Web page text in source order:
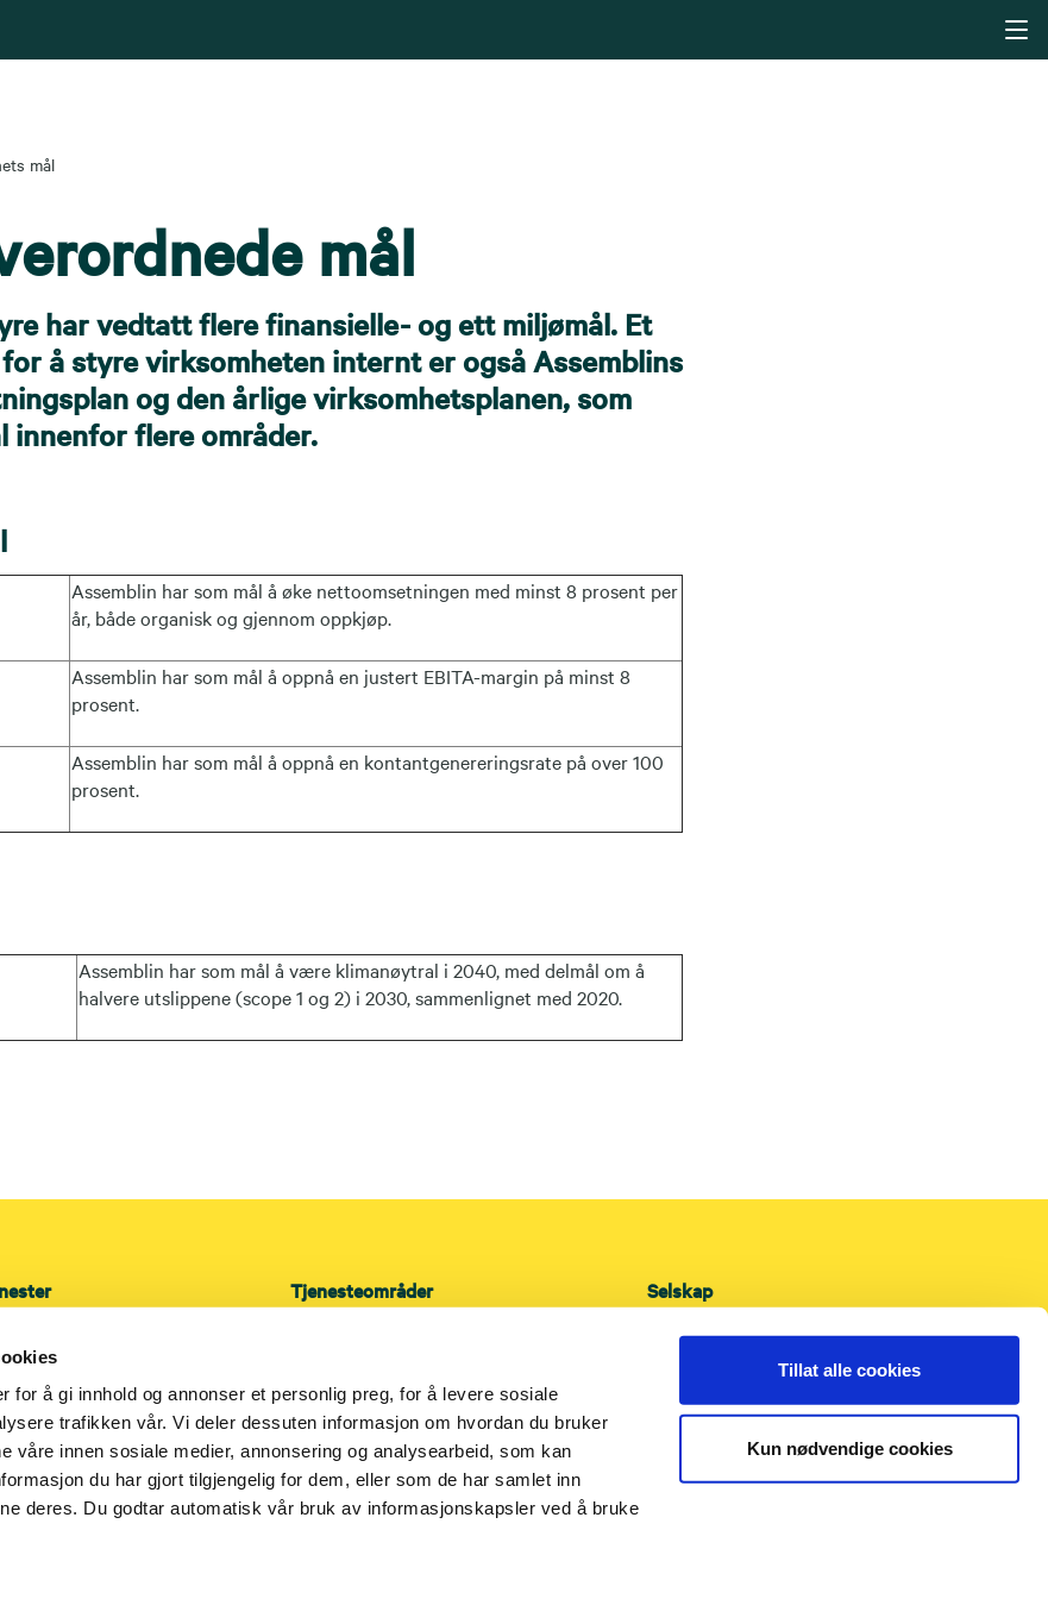
for å gi innhold og annonser et personlig preg, for å levere sosiale
trafikken vår. Vi deler dessuten informasjon om hvordan du bruker
våre innen sosiale medier, annonsering og analysearbeid, som kan
du har gjort tilgjengelig for dem, eller som de har samlet inn
deres. Du godtar automatisk vår bruk av informasjonskapsler ved å bruke
Tillat alle cookies
Kun nødvendige cookies
mål
mål
har vedtatt flere finansielle- og ett miljømål. Et
å styre virksomheten internt er også Assemblins
og den årlige virksomhetsplanen, som
innenfor flere områder.
Assemblin har som mål å øke nettoomsetningen med minst 8 prosent per
år, både organisk og gjennom oppkjøp.
Assemblin har som mål å oppnå en justert EBITA-margin på minst 8
prosent.
Assemblin har som mål å oppnå en kontantgenereringsrate på over 100
prosent.
Assemblin har som mål å være klimanøytral i 2040, med delmål om å
halvere utslippene (scope 1 og 2) i 2030, sammenlignet med 2020.
Tjenesteområder
Selskap
Personvernerklæring
Informasjonskapsler